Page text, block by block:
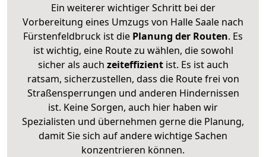
Ein weiterer wichtiger Schritt bei der
Vorbereitung eines Umzugs von Halle Saale nach
Fürstenfeldbruck ist die Planung der Routen. Es
ist wichtig, eine Route zu wählen, die sowohl
sicher als auch zeiteffizientist. Es ist auch
ratsam, sicherzustellen, dass die Route frei von
Straßensperrungen und anderen Hindernissen
ist. Keine Sorgen, auch hier haben wir
Spezialisten und übernehmen gerne die Planung,
damit Sie sich auf andere wichtige Sachen
konzentrieren können.